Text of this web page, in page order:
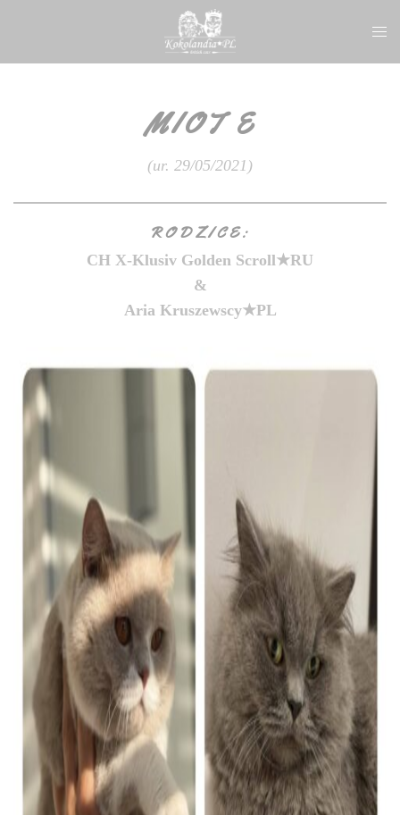
MIOT E
(ur. 29/05/2021)
RODZICE:
CH X-Klusiv Golden Scroll★RU
&
Aria Kruszewscy★PL